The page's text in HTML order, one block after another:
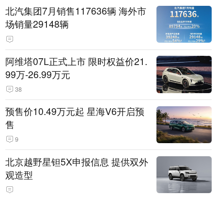
北汽集团7月销售117636辆 海外市
场销量29148辆
阿维塔07L正式上市 限时权益价21.
99万-26.99万元
38
预售价10.49万元起 星海V6开启预
售
9
北京越野星钽5X申报信息 提供双外
观造型